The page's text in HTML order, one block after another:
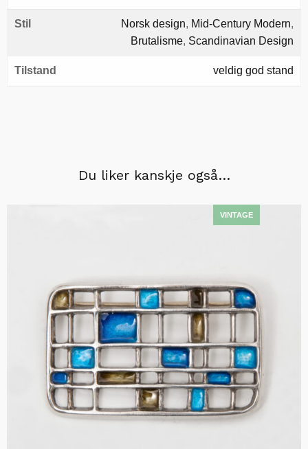
Stil Norsk design, Mid-Century Modern,
Brutalisme, Scandinavian Design
Tilstand veldig god stand
Du liker kanskje også…